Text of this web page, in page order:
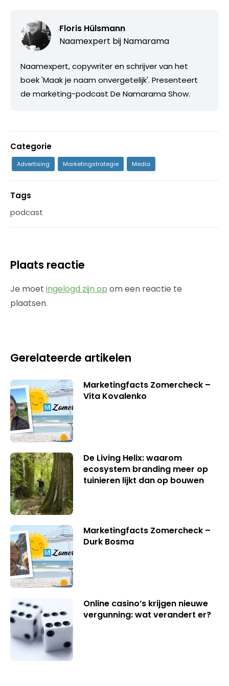
Floris Hülsmann
Naamexpert bij Namarama
Naamexpert, copywriter en schrijver van het
boek 'Maak je naam onvergetelijk'. Presenteert
de marketing-podcast De Namarama Show.
Categorie
Advertising Marketingstrategie Media
Tags
podcast
Plaats reactie
Je moet ingelogd zijn op om een reactie te
plaatsen.
Gerelateerde artikelen
Marketingfacts Zomercheck –
Vita Kovalenko
De Living Helix: waarom
ecosystem branding meer op
tuinieren lijkt dan op bouwen
Marketingfacts Zomercheck –
Durk Bosma
Online casino’s krijgen nieuwe
vergunning: wat verandert er?